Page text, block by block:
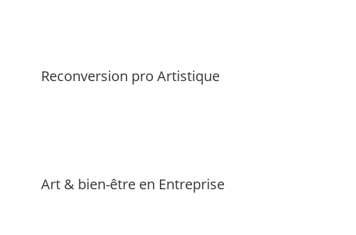
Reconversion pro Artistique
Art & bien-être en Entreprise